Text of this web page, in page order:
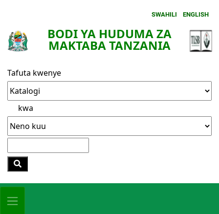
ENGLISH
SWAHILI
BODI YA HUDUMA ZA
MAKTABA TANZANIA
Tafuta kwenye
kwa